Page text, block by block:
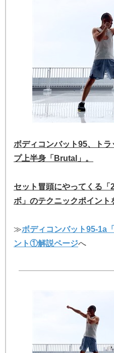
ボディコンバット95、ト
プ上半身「Brutal」。
セット冒頭にやってくる
ボ」のテクニックポイント
≫ボディコンバット95-1a
ント①解説ページへ